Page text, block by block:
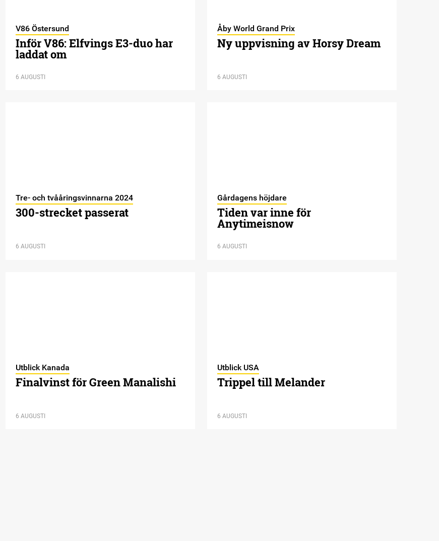
V86 Östersund
Inför V86: Elfvings E3-duo har
laddat om
6 AUGUSTI
Åby World Grand Prix
Ny uppvisning av Horsy Dream
6 AUGUSTI
Tre- och tvååringsvinnarna 2024
300-strecket passerat
6 AUGUSTI
Gårdagens höjdare
Tiden var inne för
Anytimeisnow
6 AUGUSTI
Utblick Kanada
Finalvinst för Green Manalishi
6 AUGUSTI
Utblick USA
Trippel till Melander
6 AUGUSTI